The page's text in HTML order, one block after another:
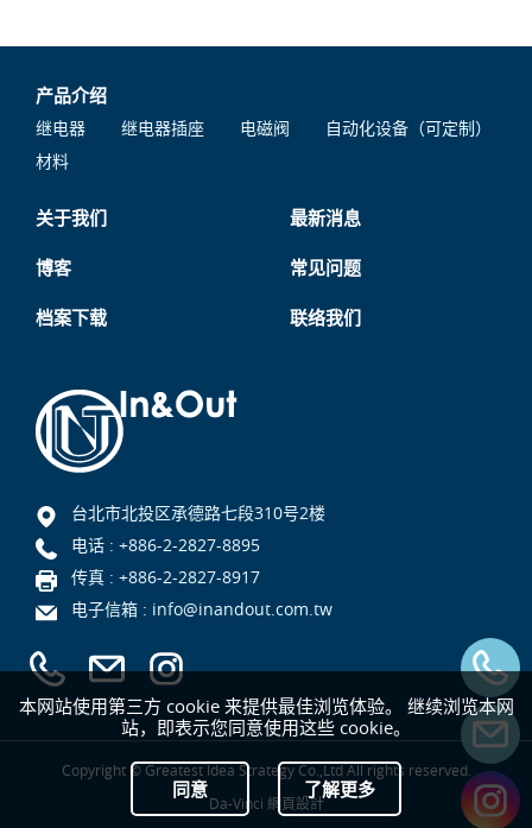
本网站使用第三方 cookie 来提供最佳浏览体验。 继续浏览本网
站，即表示您同意使用这些 cookie。
同意 了解更多
产品介绍
继电器 继电器插座 电磁阀
自动化设备（可定制）
材料
关于我们 最新消息
博客 常见问题
档案下载 联络我们
台北市北投区承德路七段310号2楼
电话 : +886-2-2827-8895
传真 : +886-2-2827-8917
电子信箱 : info@inandout.com.tw
Copyright © Greatest Idea Strategy Co.,Ltd All rights reserved.
Da-Vinci 網頁設計